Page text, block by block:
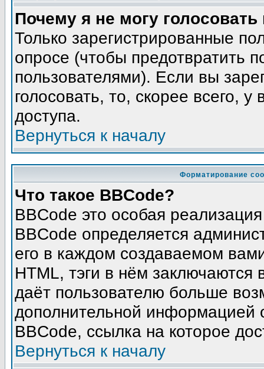
Почему я не могу голосовать
Только зарегистрированные
опросе (чтобы предотвратить
пользователями). Если вы
голосовать, то, скорее всего,
доступа.
Вернуться к началу
Форматирование
Что такое BBCode?
BBCode это особая
BBCode определяется
его в каждом создаваемом
HTML, тэги в нём заключаются
даёт пользователю больше
дополнительной информацией
BBCode, ссылка на которое
Вернуться к началу